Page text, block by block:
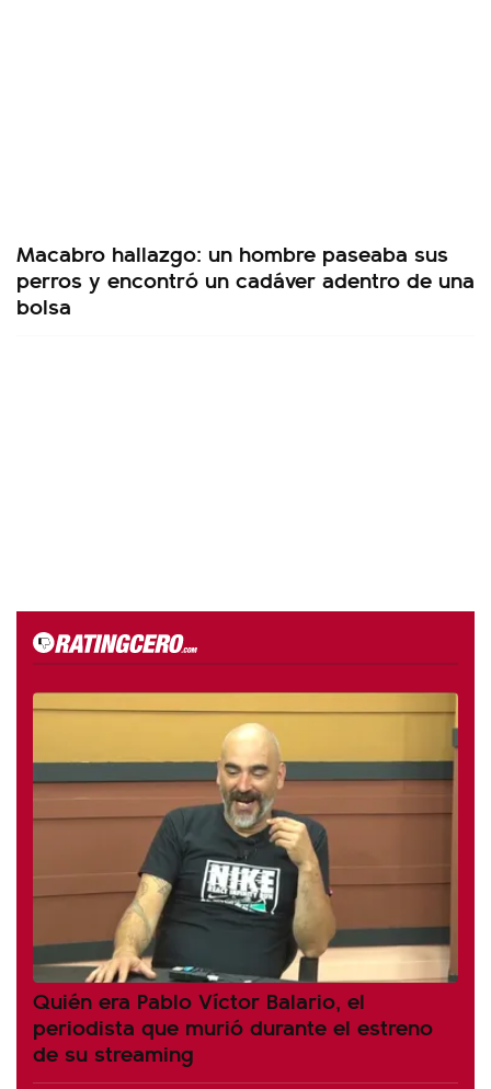
Macabro hallazgo: un hombre paseaba sus
perros y encontró un cadáver adentro de una
bolsa
Quién era Pablo Víctor Balario, el
periodista que murió durante el estreno
de su streaming